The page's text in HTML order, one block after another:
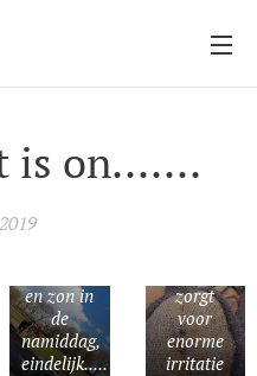
is on.......
en zon in
de
namiddag,
eindelijk.....
zorgt
voor
enorme
irritatie